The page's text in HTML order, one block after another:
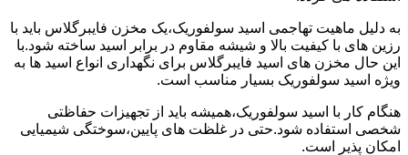
به دلیل ماهیت تهاجمی اسید سولفوریک،یک مخزن فایبرگلاس باید با
رزین های با کیفیت بالا و شیشه مقاوم در برابر اسید ساخته شود.با
این حال مخزن های اسید فایبرگلاس برای نگهداری انواع اسید ها به
ویژه اسید سولفوریک بسیار مناسب است.
هنگام کار با اسید سولفوریک،همیشه باید از تجهیزات حفاظتی
شخصی استفاده شود.حتی در غلظت های پایین،سوختگی شیمیایی
امکان پذیر است.